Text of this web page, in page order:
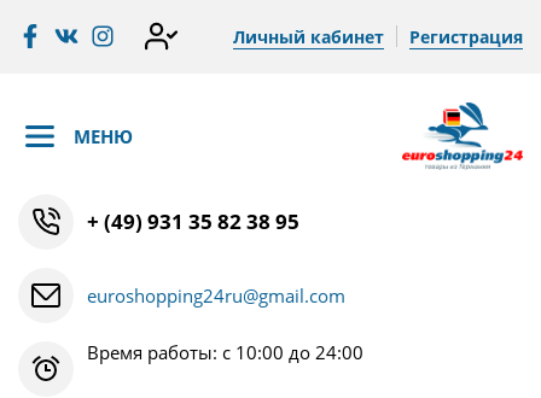
Личный кабинет Регистрация
МЕНЮ
+ (49) 931 35 82 38 95
euroshopping24ru@gmail.com
Время работы: с 10:00 до 24:00